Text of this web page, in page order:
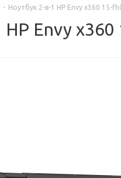
- Ноутбук 2-в-1 HP Envy x360 15-
HP Envy